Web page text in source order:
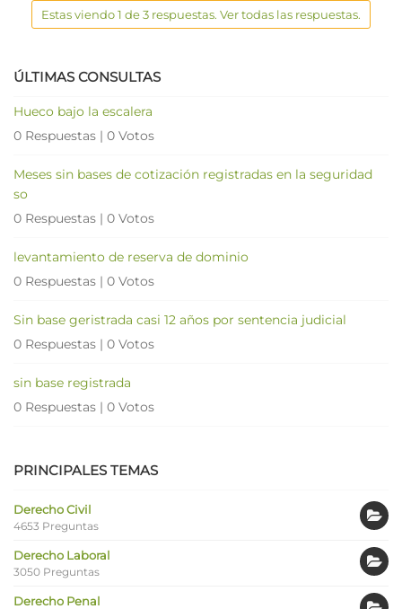
Estas viendo 1 de 3 respuestas. Ver todas las respuestas.
ÚLTIMAS CONSULTAS
Hueco bajo la escalera
0 Respuestas | 0 Votos
Meses sin bases de cotización registradas en la seguridad
so
0 Respuestas | 0 Votos
levantamiento de reserva de dominio
0 Respuestas | 0 Votos
Sin base geristrada casi 12 años por sentencia judicial
0 Respuestas | 0 Votos
sin base registrada
0 Respuestas | 0 Votos
PRINCIPALES TEMAS
Derecho Civil
4653 Preguntas
Derecho Laboral
3050 Preguntas
Derecho Penal